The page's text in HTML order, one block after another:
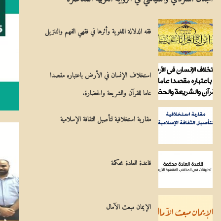
م
س
ي
ح
ي
فقه الدلالة اللغوية وأثرها في فقهي الفهم والتنزيل
استخلاف الإنسان في الأرض باعتباره مقصدا
عاما للقرآن والشريعة والحضارة.
مقاربة استخلافية لتأصيل الثقافة الإسلامية
قاعدة العادة محكمة
الإيمان مبعث الآمال